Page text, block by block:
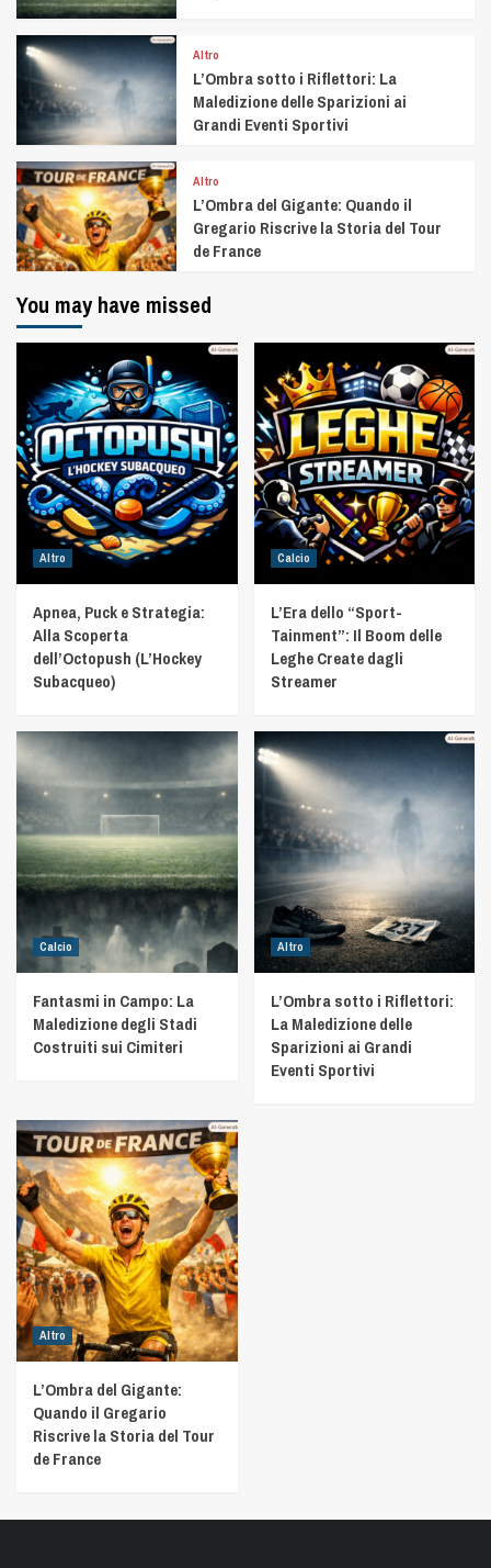
Altro
L’Ombra sotto i Riflettori: La
Maledizione delle Sparizioni ai
Grandi Eventi Sportivi
Altro
L’Ombra del Gigante: Quando il
Gregario Riscrive la Storia del Tour
de France
You may have missed
Altro
Apnea, Puck e Strategia:
Alla Scoperta
dell’Octopush (L’Hockey
Subacqueo)
Calcio
L’Era dello “Sport-
Tainment”: Il Boom delle
Leghe Create dagli
Streamer
Calcio
Fantasmi in Campo: La
Maledizione degli Stadi
Costruiti sui Cimiteri
Altro
L’Ombra sotto i Riflettori:
La Maledizione delle
Sparizioni ai Grandi
Eventi Sportivi
Altro
L’Ombra del Gigante:
Quando il Gregario
Riscrive la Storia del Tour
de France